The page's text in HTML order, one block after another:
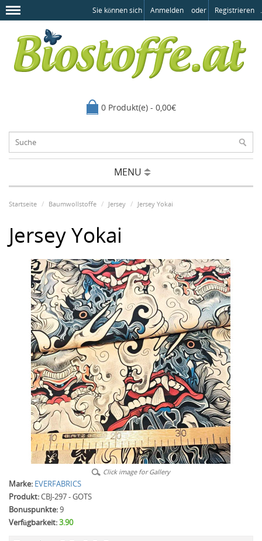
Sie können sich Anmelden oder Registrieren .
0 Produkt(e) - 0,00€
MENU
Startseite Baumwollstoffe Jersey Jersey Yokai
Jersey Yokai
Click image for Gallery
Marke: EVERFABRICS
Produkt:CBJ-297 - GOTS
Bonuspunkte:9
Verfügbarkeit:3.90